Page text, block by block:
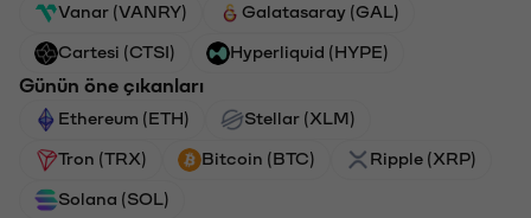
Vanar (VANRY) Galatasaray (GAL)
Cartesi (CTSI) Hyperliquid (HYPE)
Günün öne çıkanları
Ethereum (ETH) Stellar (XLM)
Tron (TRX) Bitcoin (BTC) Ripple (XRP)
Solana (SOL)